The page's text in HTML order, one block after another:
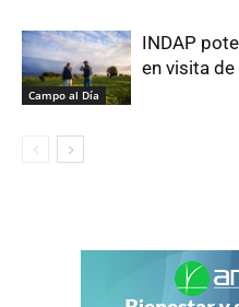
Campo al Día
INDAP
en visita